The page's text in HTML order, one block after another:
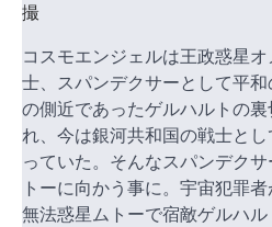
撮
コスモエンジェルは王政惑星
士、スパンデクサーとして平
の側近であったゲルハルトの
れ、今は銀河共和国の戦士と
っていた。そんなスパンデク
トーに向かう事に。宇宙犯罪
無法惑星ムトーで宿敵ゲルハ